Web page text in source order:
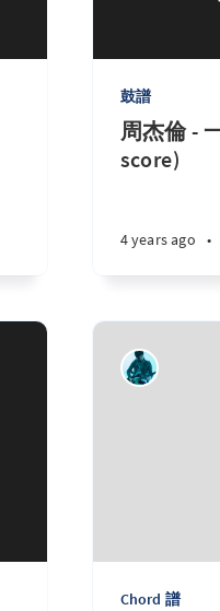
鼓譜
周杰倫 -
score)
4 years ago •
Chord 譜